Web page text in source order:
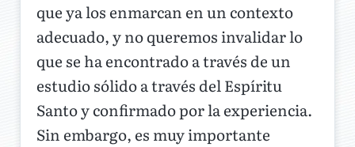
que ya los enmarcan en un contexto
adecuado, y no queremos invalidar lo
que se ha encontrado a través de un
estudio sólido a través del Espíritu
Santo y confirmado por la experiencia.
Sin embargo, es muy importante